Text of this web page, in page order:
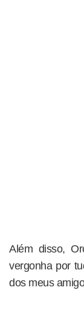
Além disso,
vergonha por
dos meus